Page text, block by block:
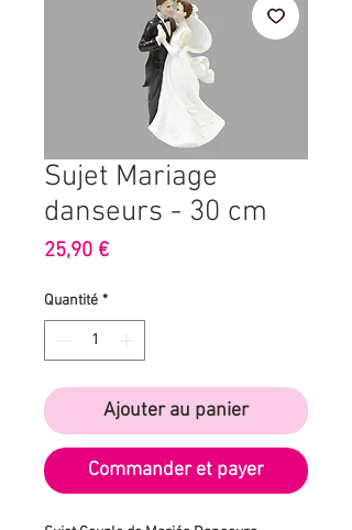
Sujet Mariage
danseurs - 30 cm
25,90 €Prix
Quantité *
Ajouter au panier
Commander et payer